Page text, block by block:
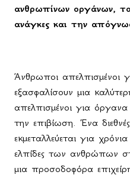
ανθρωπίνων οργάνων, το
ανάγκες και την
Άνθρωποι απελπισμένοι
εξασφαλίσουν μια
απελπισμένοι για
την επιβίωση. Ένα
εκμεταλλεύεται για
ελπίδες των ανθρώπων
μια προσοδοφόρα